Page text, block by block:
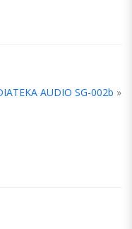
AUDIO SG-002b »